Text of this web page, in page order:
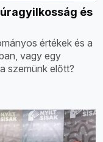
és
értékek és a
vagy egy
szemünk előtt?